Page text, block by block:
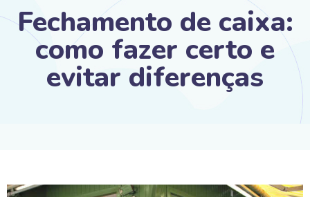
Fechamento de caixa:
como fazer certo e
evitar diferenças